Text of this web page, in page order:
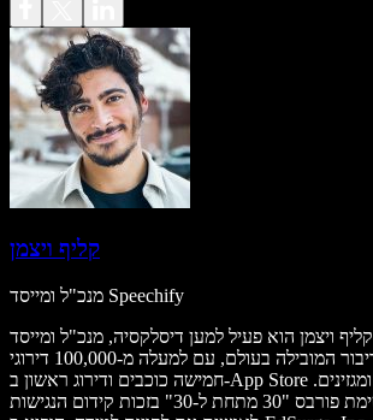
קליף ויצמן
מנכ"ל ומייסד Speechify
קליף ויצמן הוא פעיל למען דיסלקסיה, מנכ"ל ומייסד Speechify,
אפליקציית טקסט־לדיבור המובילה בעולם, עם למעלה מ-100,000 דירוגי
חמישה כוכבים ודירוג ראשון ב-App Store בקטגוריית חדשות ומגזינים.
ב-2017 נבחר לרשימת פורבס "30 מתחת ל-30" בזכות קידום הנגישות